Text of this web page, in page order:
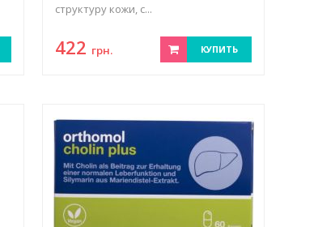
структуру кожи, с...
422 грн. КУПИТЬ